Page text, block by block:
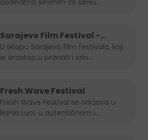
godinama sinonim za seriju
Sarajevo Film Festival -
Summer Lounge
U sklopu Sarajevo film festivala, koji
je izrastao u priznati i vrlo...
Fresh Wave Festival
Fresh Wave Festival se održava u
Banja Luci, u autentičnom i...